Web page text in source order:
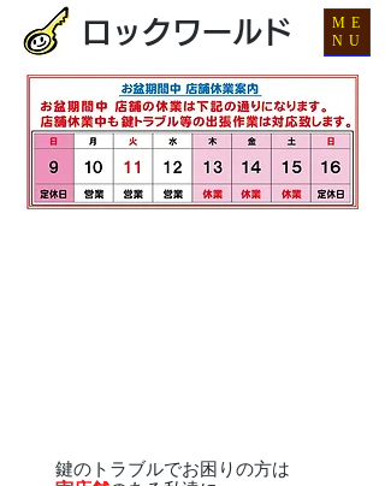
ロックワールド
鍵のトラブルでお困りの方は
ME
NU